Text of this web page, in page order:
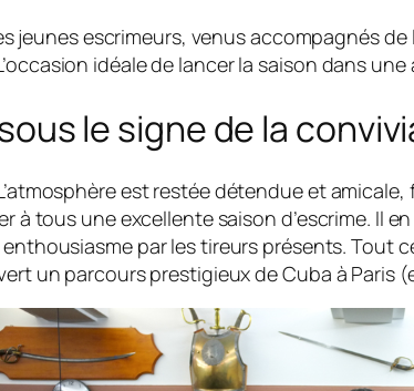
jeunes escrimeurs, venus accompagnés
idéale de lancer la saison dans
le signe de la
est restée détendue et
à tous une excellente saison d’escrime. Il
par les tireurs présents. Tout
un parcours prestigieux de Cuba à Paris